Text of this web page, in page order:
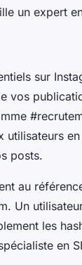
un expert
sur
vos
utilisateurs
posts.
au
Un
les
en